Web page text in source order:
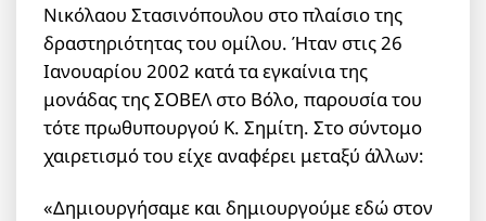
Νικόλαου Στασινόπουλου στο πλαίσιο της
δραστηριότητας του ομίλου. Ήταν στις 26
Ιανουαρίου 2002 κατά τα εγκαίνια της
μονάδας της ΣΟΒΕΛ στο Βόλο, παρουσία του
τότε πρωθυπουργού Κ. Σημίτη. Στο σύντομο
χαιρετισμό του είχε αναφέρει μεταξύ άλλων:
«Δημιουργήσαμε και δημιουργούμε εδώ στον